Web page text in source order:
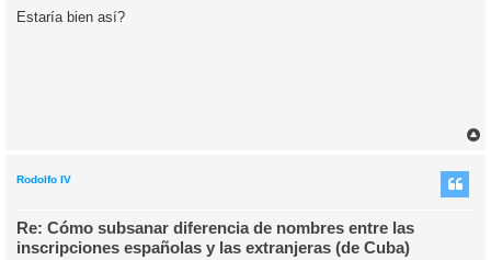
Estaría bien así?
Rodolfo IV
Re: Cómo subsanar diferencia de nombres entre las
inscripciones españolas y las extranjeras (de Cuba)